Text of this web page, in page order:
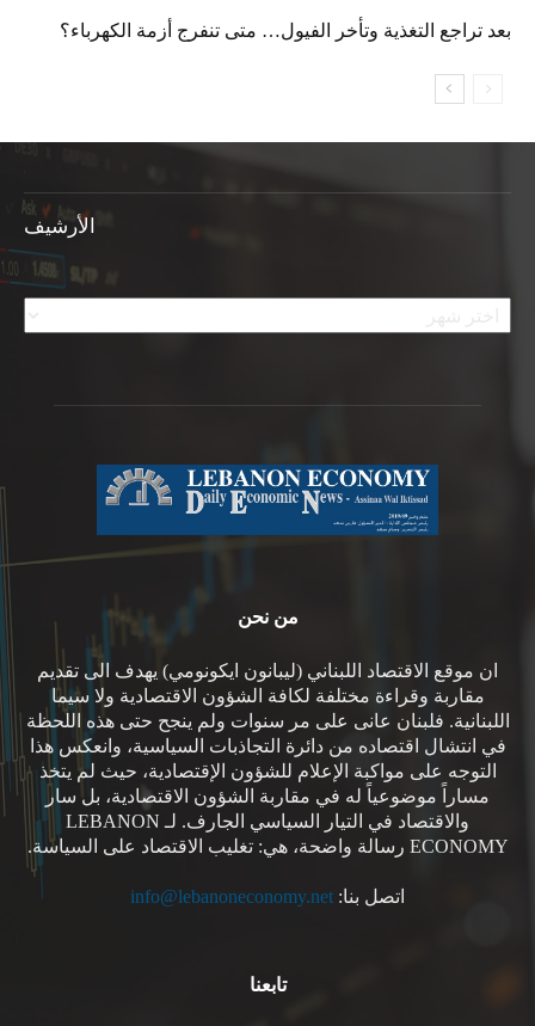
بعد تراجع التغذية وتأخر الفيول… متى تنفرج أزمة الكهرباء؟
الأرشيف
الأرشيف
من نحن
ان موقع الاقتصاد اللبناني (ليبانون ايكونومي) يهدف الى تقديم
مقاربة وقراءة مختلفة لكافة الشؤون الاقتصادية ولا سيما
اللبنانية. فلبنان عانى على مر سنوات ولم ينجح حتى هذه اللحظة
في انتشال اقتصاده من دائرة التجاذبات السياسية، وانعكس هذا
التوجه على مواكبة الإعلام للشؤون الإقتصادية، حيث لم يتخذ
مساراً موضوعياً له في مقاربة الشؤون الاقتصادية، بل سار
والاقتصاد في التيار السياسي الجارف. لـ LEBANON
ECONOMY رسالة واضحة، هي: تغليب الاقتصاد على السياسة.
اتصل بنا: info@lebanoneconomy.net
تابعنا